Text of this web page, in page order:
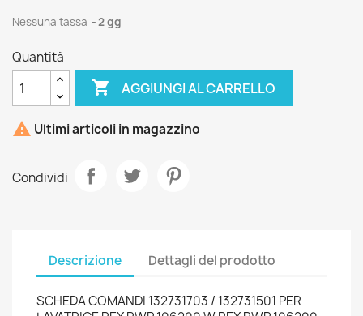
Nessuna tassa 2 gg
Quantità
 AGGIUNGI AL CARRELLO
 Ultimi articoli in magazzino
Condividi
Descrizione Dettagli del prodotto
SCHEDA COMANDI 132731703 / 132731501 PER